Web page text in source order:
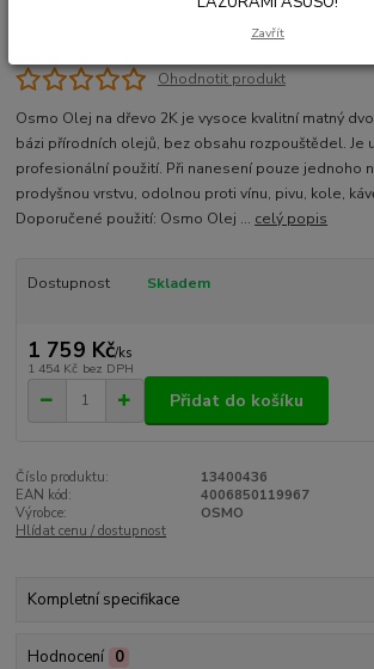
Ohodnotit produkt
Osmo Olej na dřevo 2K je vysoce kvalitní matný
bázi přírodních olejů, bez obsahu rozpouštědel. Je
profesionální použití. Při nanesení pouze jednoho
prodyšnou vrstvu, odolnou proti vínu, pivu, kole,
Doporučené použití: Osmo Olej ... celý popis
Dostupnost Skladem
1 759 Kč/ks
1 454 Kč bez DPH
Přidat do košíku
Číslo produktu:
13400436
EAN kód:
4006850119967
Výrobce:
OSMO
Hlídat cenu / dostupnost
Kompletní specifikace
Hodnocení 0
Zavřít